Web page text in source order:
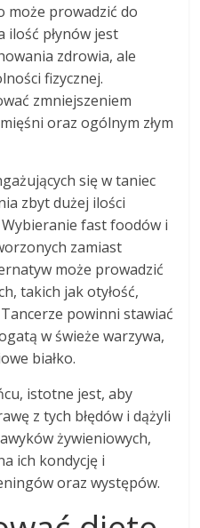
może prowadzić do
ilość płynów jest
zdrowia, ale
fizycznej.
zmniejszeniem
oraz ogólnym złym
się w taniec
zbyt dużej ilości
Wybieranie fast foodów i
zamiast
może prowadzić
takich jak otyłość,
powinni stawiać
w świeże warzywa,
białko.
istotne jest, aby
z tych błędów i dążyli
żywieniowych,
ich kondycję i
oraz występów.